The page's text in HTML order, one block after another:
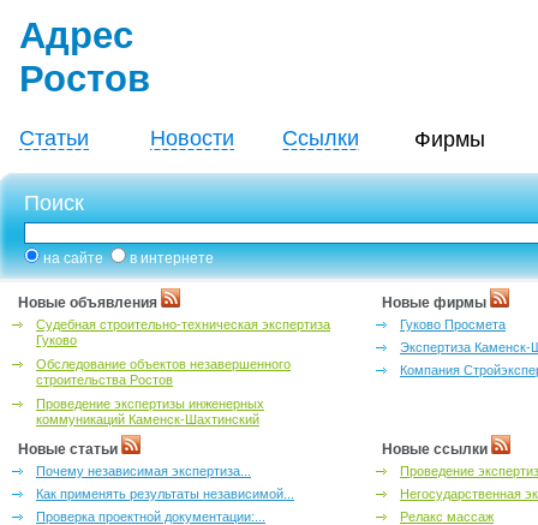
Адрес
Ростов
Статьи Новости Ссылки Фирмы
Поиск
на сайте в интернете
Новые объявления
Судебная строительно-техническая экспертиза
Гуково
Обследование объектов незавершенного
строительства Ростов
Проведение экспертизы инженерных
коммуникаций Каменск-Шахтинский
Новые фирмы
Гуково Просмета
Экспертиза Каменск-
Компания
Новые статьи
Почему независимая экспертиза...
Как применять результаты независимой...
Проверка проектной документации:...
Новые ссылки
Проведение
Негосударственная
Релакс массаж